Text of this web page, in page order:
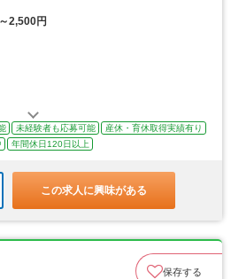
2,500円
未経験者も応募可能
産休・育休取得実績有り
年間休日120日以上
この求人に興味がある
保存する